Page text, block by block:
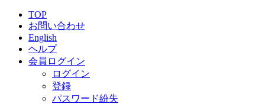
TOP
お問い合わせ
English
ヘルプ
会員ログイン
ログイン
登録
パスワード紛失